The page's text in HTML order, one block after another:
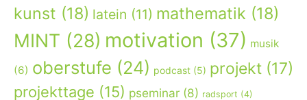
kunst (18) latein (11) mathematik (18)
MINT (28) motivation (37) musik
(6) oberstufe (24) podcast (5) projekt (17)
projekttage (15) pseminar (8) radsport (4)